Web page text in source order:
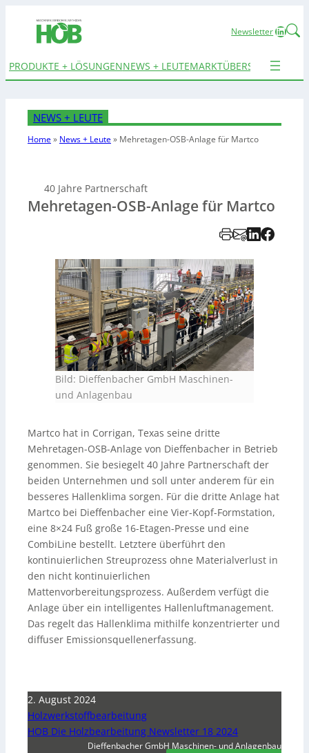
Newsletter
PRODUKTE + LÖSUNGENNEWS + LEUTEMARKTÜBERSICHTEN
NEWS + LEUTE
Home» News + Leute» Mehretagen-OSB-Anlage für Martco
40 Jahre Partnerschaft
Mehretagen-OSB-Anlage für Martco
Bild: Dieffenbacher GmbH Maschinen-
und Anlagenbau
Martco hat in Corrigan, Texas seine dritte
Mehretagen-OSB-Anlage von Dieffenbacher in Betrieb
genommen. Sie besiegelt 40 Jahre Partnerschaft der
beiden Unternehmen und soll unter anderem für ein
besseres Hallenklima sorgen. Für die dritte Anlage hat
Martco bei Dieffenbacher eine Vier-Kopf-Formstation,
eine 8×24 Fuß große 16-Etagen-Presse und eine
CombiLine bestellt. Letztere überführt den
kontinuierlichen Streuprozess ohne Materialverlust in
den nicht kontinuierlichen
Mattenvorbereitungsprozess. Außerdem verfügt die
Anlage über ein intelligentes Hallenluftmanagement.
Das regelt das Hallenklima mithilfe konzentrierter und
diffuser Emissionsquellenerfassung.
2. August 2024
Holzwerkstoffbearbeitung
HOB Die Holzbearbeitung Newsletter 18 2024
Dieffenbacher GmbH Maschinen- und Anlagenbau